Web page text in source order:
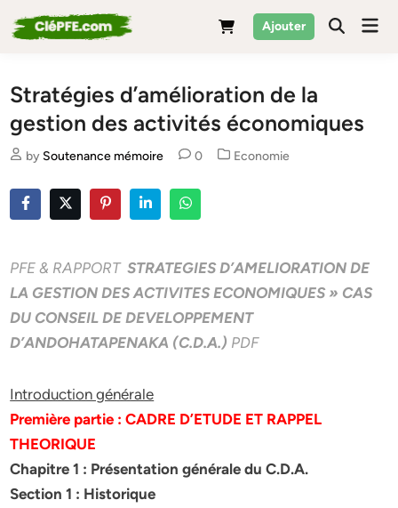
to
Ajouter
Stratégies d’amélioration de la
gestion des activités économiques
by Soutenance mémoire 0
Posted
Economie
PFE & RAPPORTSTRATEGIES D’AMELIORATION DE
LA GESTION DES ACTIVITES ECONOMIQUES » CAS
DU CONSEIL DE DEVELOPPEMENT
D’ANDOHATAPENAKA (C.D.A.) PDF
Introduction générale
Première partie : CADRE D’ETUDE ET RAPPEL
THEORIQUE
Chapitre 1 : Présentation générale du C.D.A.
Section 1 : Historique